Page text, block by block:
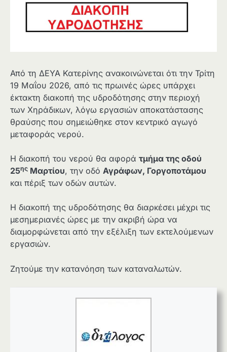
Από τη ΔΕΥΑ Κατερίνης ανακοινώνεται ότι την Τρίτη
19 Μαΐου 2026, από τις πρωινές ώρες υπάρχει
έκτακτη διακοπή της υδροδότησης στην περιοχή
των Χηράδικων, λόγω εργασιών αποκατάστασης
θραύσης που σημειώθηκε στον κεντρικό αγωγό
μεταφοράς νερού.
Η διακοπή του νερού θα αφορά τμήμα της οδού
25ης Μαρτίου, την οδό Αγράφων, Γοργοποτάμου
και πέριξ των οδών αυτών.
Η διακοπή της υδροδότησης θα διαρκέσει μέχρι τις
μεσημεριανές ώρες με την ακριβή ώρα να
διαμορφώνεται από την εξέλιξη των εκτελούμενων
εργασιών.
Ζητούμε την κατανόηση των καταναλωτών.